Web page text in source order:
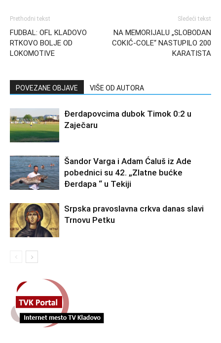
Prethodni tekst
FUDBAL: OFL KLADOVO
RTKOVO BOLJE OD
LOKOMOTIVE
Sledeći tekst
NA MEMORIJALU „SLOBODAN
COKIĆ-COLE“ NASTUPILO 200
KARATISTA
POVEZANE OBJAVE VIŠE OD AUTORA
Đerdapovcima dubok Timok 0:2 u
Zaječaru
Šandor Varga i Adam Ćaluš iz Ade
pobednici su 42. „Zlatne bućke
Đerdapa “ u Tekiji
Srpska pravoslavna crkva danas slavi
Trnovu Petku